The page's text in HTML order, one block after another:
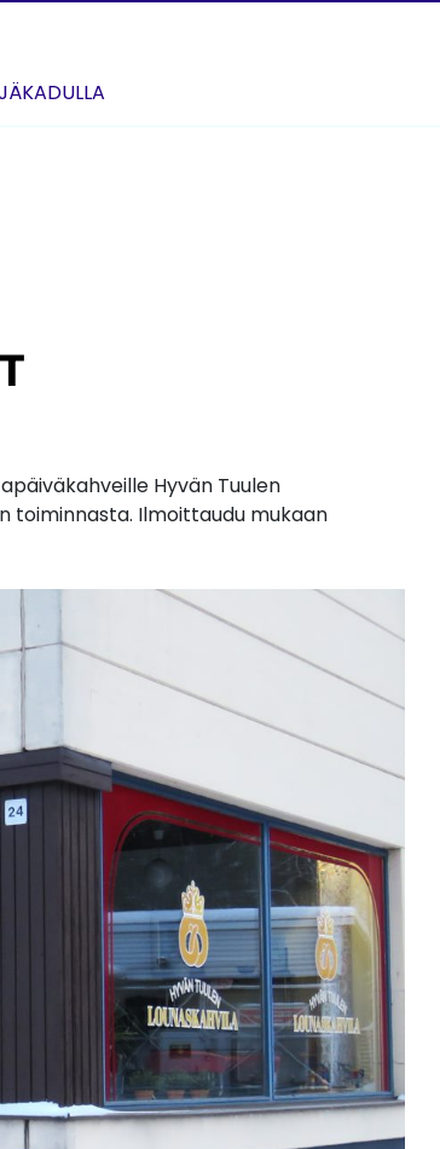
Hyvän Tuulen
toiminnasta. Ilmoittaudu mukaan